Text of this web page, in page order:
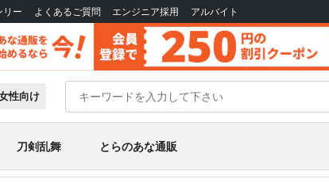
リー よくあるご質問 エンジニア採用 アルバイト
性向け
刀剣乱舞 とらのあな通販